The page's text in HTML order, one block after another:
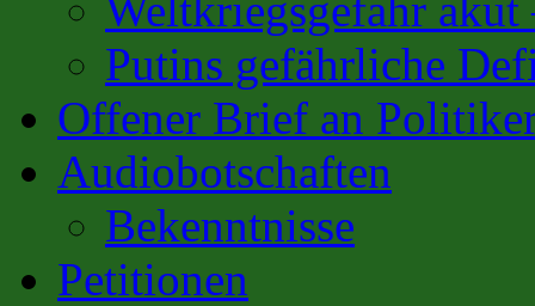
Putins gefährliche
Offener Brief an
Audiobotschaften
Bekenntnisse
Petitionen